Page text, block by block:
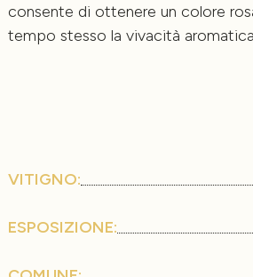
consente di ottenere un colore
tempo stesso la vivacità
VITIGNO:
ESPOSIZIONE: